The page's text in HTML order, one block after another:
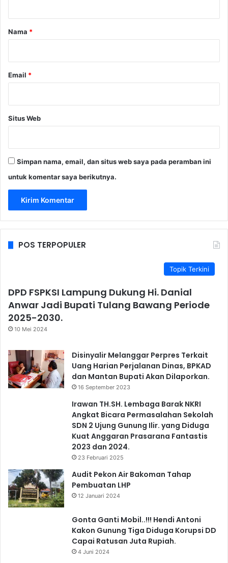
rNama *
Email *
Situs Web
Simpan nama, email, dan situs web saya pada peramban ini
untuk komentar saya berikutnya.
POS TERPOPULER
Topik Terkini
DPD FSPKSI Lampung Dukung Hi. Danial
Anwar Jadi Bupati Tulang Bawang Periode
2025-2030.
10 Mei 2024
Disinyalir Melanggar Perpres Terkait
Uang Harian Perjalanan Dinas, BPKAD
dan Mantan Bupati Akan Dilaporkan.
16 September 2023
Irawan TH.SH. Lembaga Barak NKRI
Angkat Bicara Permasalahan Sekolah
SDN 2 Ujung Gunung Ilir. yang Diduga
Kuat Anggaran Prasarana Fantastis
2023 dan 2024.
23 Februari 2025
Audit Pekon Air Bakoman Tahap
Pembuatan LHP
12 Januari 2024
Gonta Ganti Mobil..!!! Hendi Antoni
Kakon Gunung Tiga Diduga Korupsi DD
Capai Ratusan Juta Rupiah.
4 Juni 2024